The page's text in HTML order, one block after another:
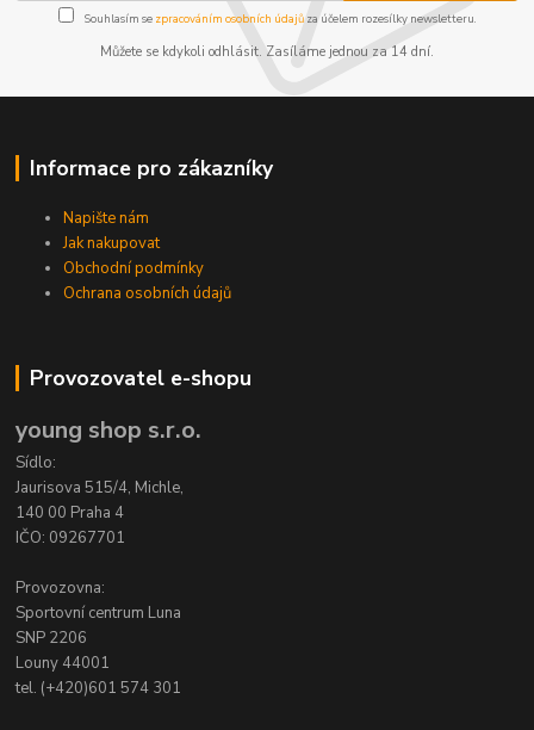
Souhlasím se zpracováním osobních údajůza účelem rozesílky newsletteru.
Můžete se kdykoli odhlásit. Zasíláme jednou za 14 dní.
Informace pro zákazníky
Napište nám
Jak nakupovat
Obchodní podmínky
Ochrana osobních údajů
Provozovatel e-shopu
young shop s.r.o.
Sídlo:
Jaurisova 515/4, Michle,
140 00 Praha 4
IČO: 09267701
Provozovna:
Sportovní centrum Luna
SNP 2206
Louny 44001
tel. (+420)601 574 301